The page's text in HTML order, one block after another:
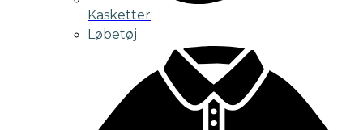
Kasketter
Løbetøj